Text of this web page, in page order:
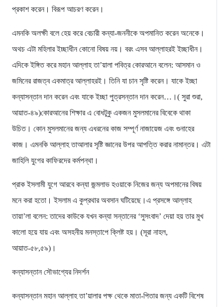
প্রকাশ করেন। বিরূপ আচরণ করেন।
এমনকি অলক্ষী বলে হেয় করে বেচারী কন্যা-জননীকে অপমানিত করেন অনেকে।
অথচ এটা মহিলার ইচ্ছাধীন কোনো বিষয় নয়। বরং এসব আল্লাহরই ইচ্ছাধীন।
এদিকে ইঙ্গিত করে মহান আল্লাহ তা’য়ালা পবিত্র কোরআনে বলেন: আসমান ও
জমিনের রাজত্ব একমাত্র আল্লাহরই। তিনি যা চান সৃষ্টি করেন। যাকে ইচ্ছা
কন্যাসন্তান দান করেন এবং যাকে ইচ্ছা পুত্রসন্তান দান করেন…।( সুরা শুরা,
আয়াত-৪৯)কোরআনের শিক্ষার এ বোধটুকু একজন মুসলমানের বিবেকে থাকা
উচিত। কোন মুসলমানের জন্য এধরনের কাজ সম্পূর্ণ নাজায়েজ এবং গুনাহের
কাজ। এমনকি আল্লাহ তাআলার সৃষ্টি জ্ঞানের উপর আপত্তি করার নামান্তর। এটা
জাহিলি যুগের কাফিরদের কর্মপন্থা।
প্রাক ইসলামী যুগে আরবে কন্যা জন্মলাভ হওয়াকে নিজের জন্য অপমানের বিষয়
মনে করা হতো। ইসলাম এ কুপ্রথার অবসান ঘটিয়েছে।এ প্রসঙ্গে আল্লাহ
তায়া’লা বলেন: তাদের কাউকে যখন কন্যা সন্তানের ‘সুসংবাদ’ দেয়া হয় তার মুখ
কালো হয়ে যায় এবং অসহনীয় মনস্তাপে ক্লিষ্ট হয়। (সূরা নাহল,
আয়াত-৫৮,৫৯)।
কন্যাসন্তান সৌভাগ্যের নিদর্শন
কন্যাসন্তান মহান আল্লাহ তা’য়ালার পক্ষ থেকে মাতা-পিতার জন্য একটি বিশেষ